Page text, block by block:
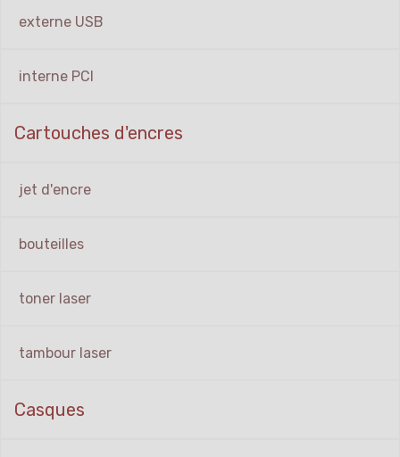
externe USB
interne PCI
Cartouches d'encres
jet d'encre
bouteilles
toner laser
tambour laser
Casques